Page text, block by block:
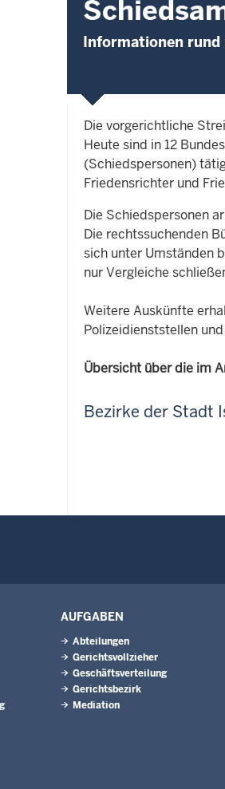
Informationen rund
Die vorgerichtliche
Heute sind in 12
(Schiedspersonen)
Friedensrichter und
Die Schiedspersonen
Die rechtssuchenden
sich unter Umständen
nur Vergleiche
Weitere Auskünfte
Polizeidienststellen
Übersicht über die im
Bezirke der Stadt
AUFGABEN
Abteilungen
Gerichtsvollzieher
Geschäftsverteilung
Gerichtsbezirk
Mediation